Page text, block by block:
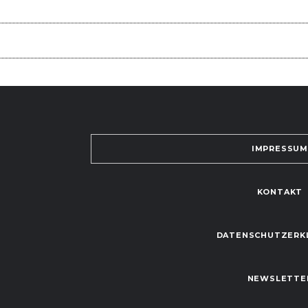
IMPRESSUM
KONTAKT